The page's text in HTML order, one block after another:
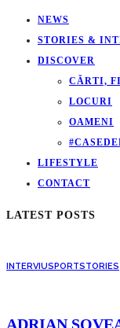
NEWS
STORIES &
DISCOVER
CĂRTI,
LOCURI
OAMENI
LIFESTYLE
CONTACT
LATEST POSTS
INTERVIUSPORTSTORIES
ADRIAN